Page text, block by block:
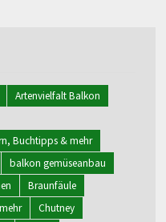
Artenvielfalt Balkon
Buchtipps & mehr
balkon gemüseanbau
Braunfäule
Chutney